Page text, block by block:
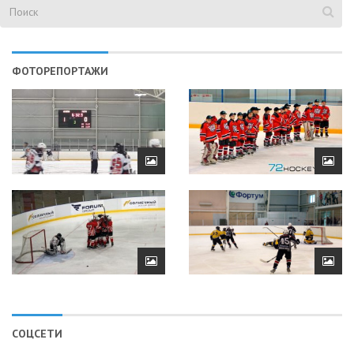
ФОТОРЕПОРТАЖИ
СОЦСЕТИ